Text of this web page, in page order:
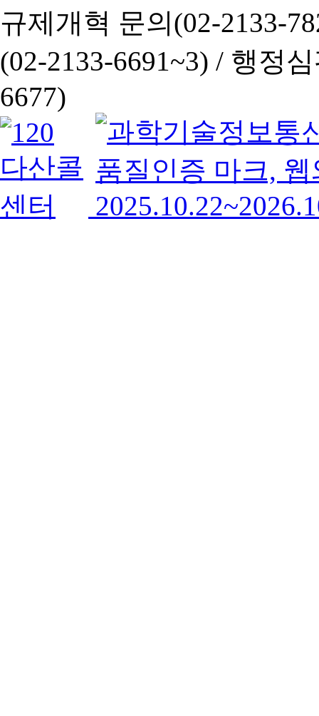
규제개혁 문의(02-2133-
(02-2133-6691~3) / 행정심
6677)